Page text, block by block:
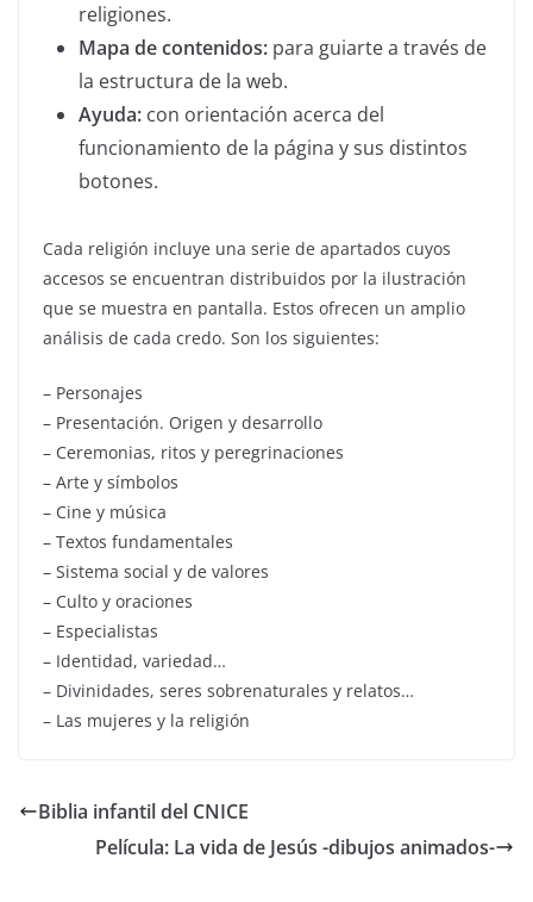
religiones.
Mapa de contenidos: para guiarte a través de
la estructura de la web.
Ayuda: con orientación acerca del
funcionamiento de la página y sus distintos
botones.
Cada religión incluye una serie de apartados cuyos
accesos se encuentran distribuidos por la ilustración
que se muestra en pantalla. Estos ofrecen un amplio
análisis de cada credo. Son los siguientes:
– Personajes
– Presentación. Origen y desarrollo
– Ceremonias, ritos y peregrinaciones
– Arte y símbolos
– Cine y música
– Textos fundamentales
– Sistema social y de valores
– Culto y oraciones
– Especialistas
– Identidad, variedad…
– Divinidades, seres sobrenaturales y relatos…
– Las mujeres y la religión
Biblia infantil del CNICE
Película: La vida de Jesús -dibujos animados-